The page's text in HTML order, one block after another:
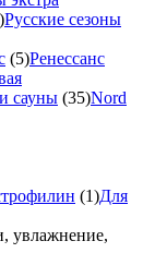
Русские сезоны
(5)Ренессанс
сауны (35)Nord
(1)Для
увлажнение,